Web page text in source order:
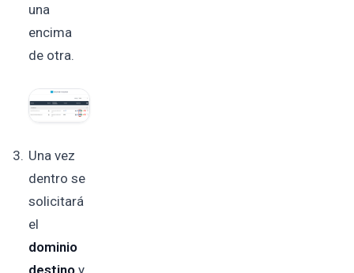
una
encima
de otra.
Una vez
dentro se
solicitará
el
dominio
destino y